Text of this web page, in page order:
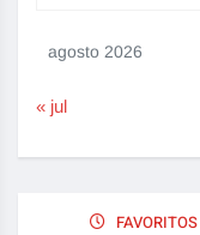
agosto 2026
« jul
FAVORITOS